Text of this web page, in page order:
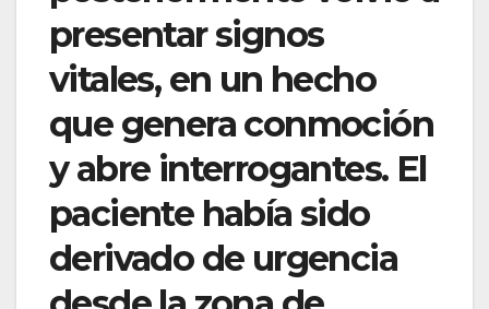
presentar signos
vitales, en un hecho
que genera conmoción
y abre interrogantes. El
paciente había sido
derivado de urgencia